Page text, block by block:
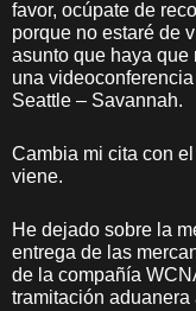
favor, ocúpate de
porque no estaré de
asunto que haya que
una
Seattle – Savannah.
Cambia mi cita con
viene.
He dejado sobre la
entrega de las
de la compañía
tramitación